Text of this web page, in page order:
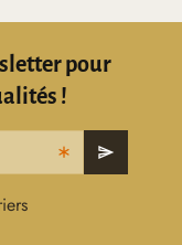
pour
!
send